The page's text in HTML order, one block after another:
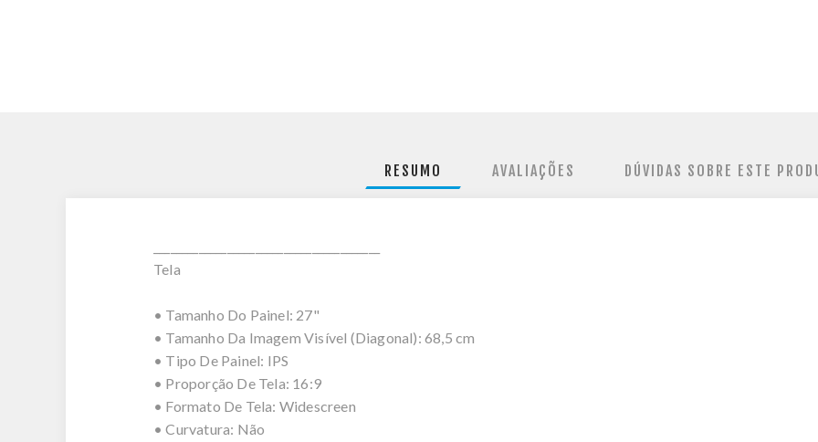
RESUMO AVALIAÇÕES DÚVIDAS SOBRE ESTE
Tela
• Tamanho Do Painel: 27"
• Tamanho Da Imagem Visível (Diagonal): 68,5 cm
• Tipo De Painel: IPS
• Proporção De Tela: 16:9
• Formato De Tela: Widescreen
• Curvatura: Não